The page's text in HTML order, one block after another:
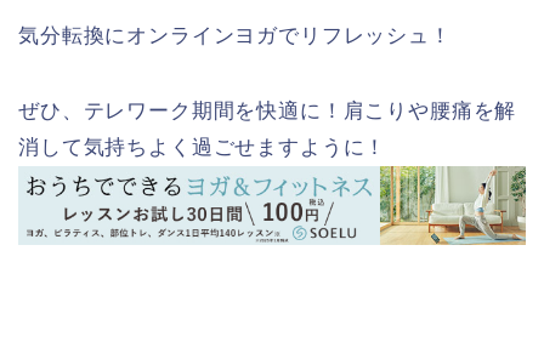
気分転換にオンラインヨガでリフレッシュ！
ぜひ、テレワーク期間を快適に！肩こりや腰痛を解
消して気持ちよく過ごせますように！